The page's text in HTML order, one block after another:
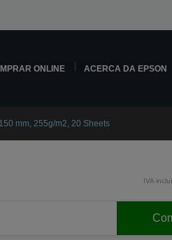
ONLINE ACERCA DA EPSON
mm, 255g/m2, 20 Sheets
IVA